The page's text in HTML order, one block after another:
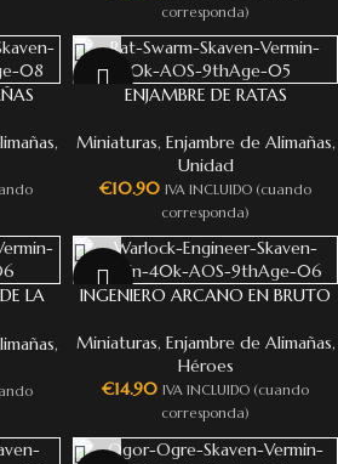
corresponda)
,
ENJAMBRE DE RATAS
Miniaturas, Enjambre de Alimañas,
Unidad
€10.90 IVA INCLUIDO (cuando
corresponda)
LA
,
INGENIERO ARCANO EN BRUTO
Miniaturas, Enjambre de Alimañas,
Héroes
€14.90 IVA INCLUIDO (cuando
corresponda)